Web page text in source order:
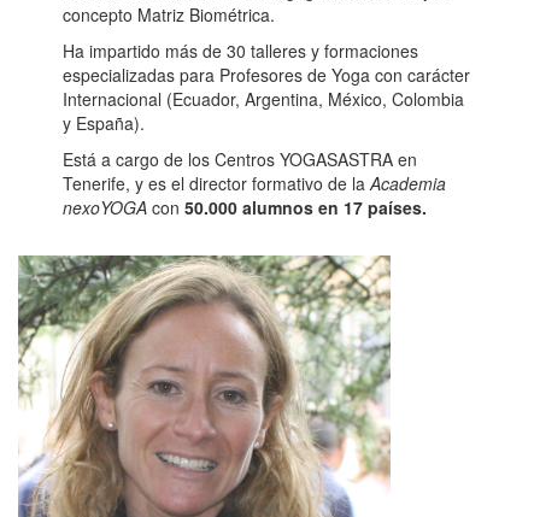
concepto Matriz Biométrica.
Ha impartido más de 30 talleres y formaciones
especializadas para Profesores de Yoga con carácter
Internacional (Ecuador, Argentina, México, Colombia
y España).
Está a cargo de los Centros YOGASASTRA en
Tenerife, y es el director formativo de laAcademia
nexoYOGA con50.000 alumnos en 17 países.